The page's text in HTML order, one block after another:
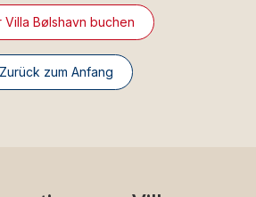
Villa Bølshavn buchen
Zurück zum Anfang